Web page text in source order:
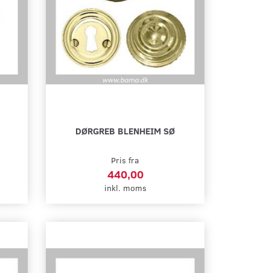
DØRGREB BLENHEIM SØ
Pris fra
440,00
inkl. moms